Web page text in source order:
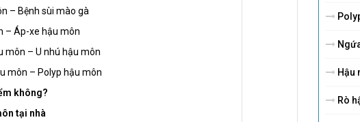
– Bệnh sùi mào gà
– Áp-xe hậu môn
môn – U nhú hậu môn
môn – Polyp hậu môn
không?
tại nhà
Hậu
Rò